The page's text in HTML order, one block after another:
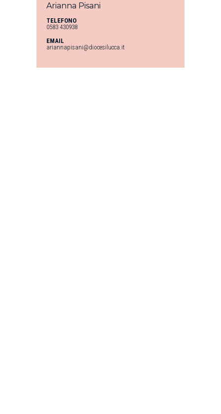
Arianna Pisani
TELEFONO
0583 430938
EMAIL
ariannapisani@diocesilucca.it